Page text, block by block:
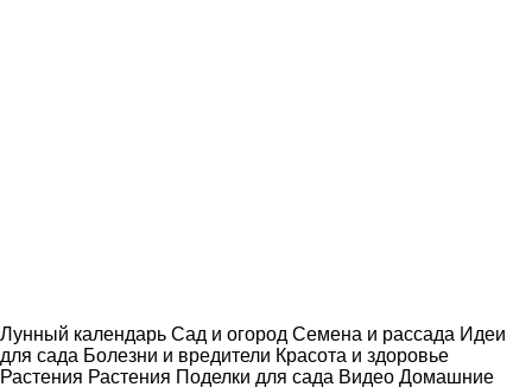
Лунный календарь Сад и огород Семена и рассада Идеи
для сада Болезни и вредители Красота и здоровье
Растения Растения Поделки для сада Видео Домашние